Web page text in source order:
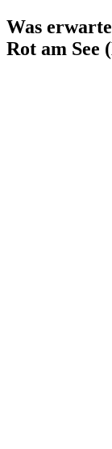
Was
Rot am See